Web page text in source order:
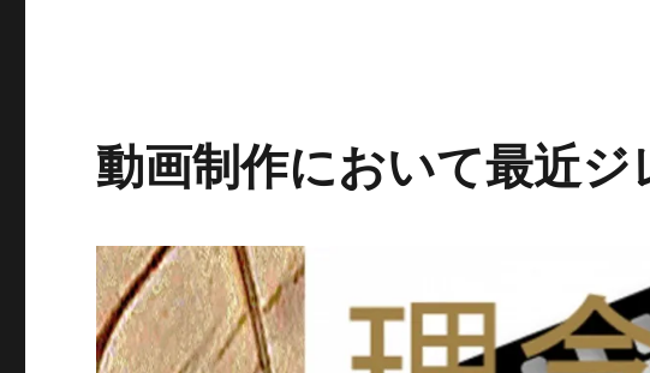
ビ
ジ
で
も
私
生
活
動画制作において最近ジ